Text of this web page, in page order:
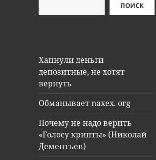
ПОИСК
Хапнули деньги
депозитные, не хотят
вернуть
Обманывает naxex. org
Почему не надо верить
«Голосу крипты» (Николай
Дементьев)